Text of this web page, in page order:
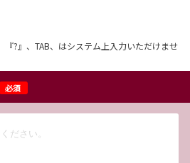
?』、TAB、はシステム上入力いただけませ
必須